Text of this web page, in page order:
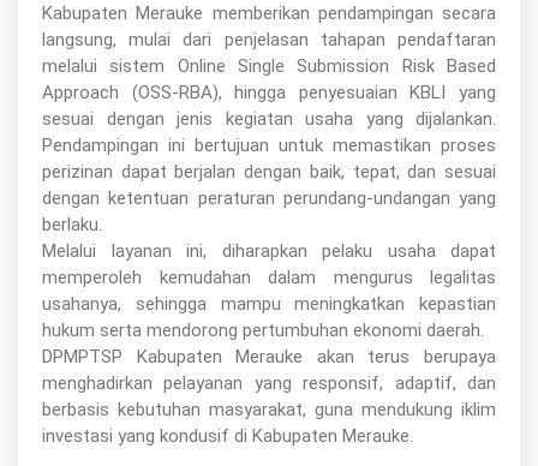
Kabupaten Merauke memberikan pendampingan secara
langsung, mulai dari penjelasan tahapan pendaftaran
melalui sistem Online Single Submission Risk Based
Approach (OSS-RBA), hingga penyesuaian KBLI yang
sesuai dengan jenis kegiatan usaha yang dijalankan.
Pendampingan ini bertujuan untuk memastikan proses
perizinan dapat berjalan dengan baik, tepat, dan sesuai
dengan ketentuan peraturan perundang-undangan yang
berlaku.
Melalui layanan ini, diharapkan pelaku usaha dapat
memperoleh kemudahan dalam mengurus legalitas
usahanya, sehingga mampu meningkatkan kepastian
hukum serta mendorong pertumbuhan ekonomi daerah.
DPMPTSP Kabupaten Merauke akan terus berupaya
menghadirkan pelayanan yang responsif, adaptif, dan
berbasis kebutuhan masyarakat, guna mendukung iklim
investasi yang kondusif di Kabupaten Merauke.